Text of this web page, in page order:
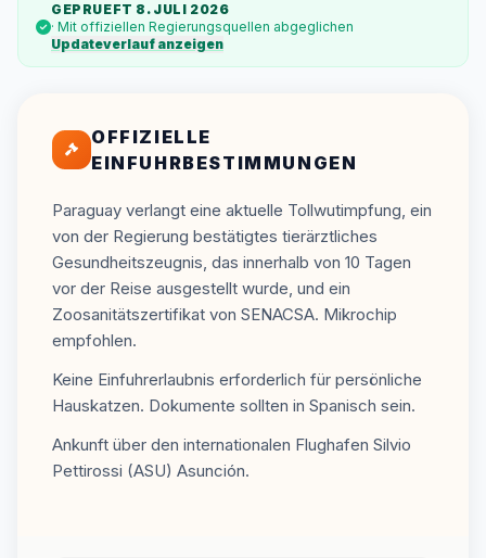
GEPRUEFT 8. JULI 2026
· Mit offiziellen Regierungsquellen abgeglichen
Updateverlauf anzeigen
OFFIZIELLE
EINFUHRBESTIMMUNGEN
Paraguay verlangt eine aktuelle Tollwutimpfung, ein
von der Regierung bestätigtes tierärztliches
Gesundheitszeugnis, das innerhalb von 10 Tagen
vor der Reise ausgestellt wurde, und ein
Zoosanitätszertifikat von SENACSA. Mikrochip
empfohlen.
Keine Einfuhrerlaubnis erforderlich für persönliche
Hauskatzen. Dokumente sollten in Spanisch sein.
Ankunft über den internationalen Flughafen Silvio
Pettirossi (ASU) Asunción.